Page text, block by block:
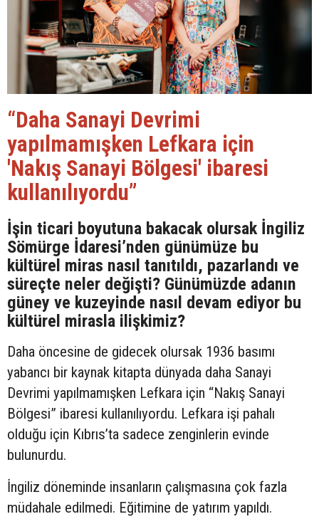
“Daha Sanayi Devrimi
yapılmamışken Lefkara için
'Nakış Sanayi Bölgesi' ibaresi
kullanılıyordu”
İşin ticari boyutuna bakacak olursak İngiliz
Sömürge İdaresi’nden günümüze bu
kültürel miras nasıl tanıtıldı, pazarlandı ve
süreçte neler değişti? Günümüzde adanın
güney ve kuzeyinde nasıl devam ediyor bu
kültürel mirasla ilişkimiz?
Daha öncesine de gidecek olursak 1936 basımı
yabancı bir kaynak kitapta dünyada daha Sanayi
Devrimi yapılmamışken Lefkara için “Nakış Sanayi
Bölgesi” ibaresi kullanılıyordu. Lefkara işi pahalı
olduğu için Kıbrıs’ta sadece zenginlerin evinde
bulunurdu.
İngiliz döneminde insanların çalışmasına çok fazla
müdahale edilmedi. Eğitimine de yatırım yapıldı.